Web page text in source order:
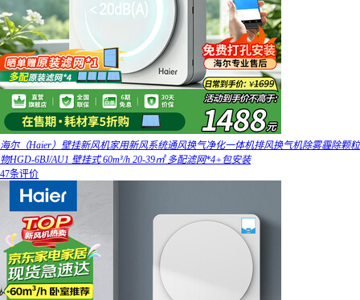
海尔（Haier）壁挂新风机家用新风系统通风换气净化一体机排风换气机除雾霾除颗粒
物HGD-6BJ/AU1 壁挂式 60m³/h 20-39㎡ 多配滤网*4+包安装
47条评价